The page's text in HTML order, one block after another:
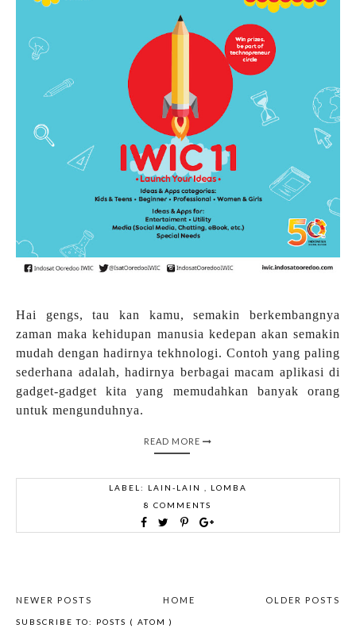
Hai gengs, tau kan kamu, semakin berkembangnya
zaman maka kehidupan manusia kedepan akan semakin
mudah dengan hadirnya tekhnologi. Contoh yang paling
sederhana adalah, hadirnya berbagai macam aplikasi di
gadget-gadget kita yang memudahkan banyak orang
untuk mengunduhnya.
READ MORE
LABEL: LAIN-LAIN
LOMBA
8 COMMENTS
NEWER POSTS OLDER POSTS
HOME
SUBSCRIBE TO: POSTS ( ATOM )